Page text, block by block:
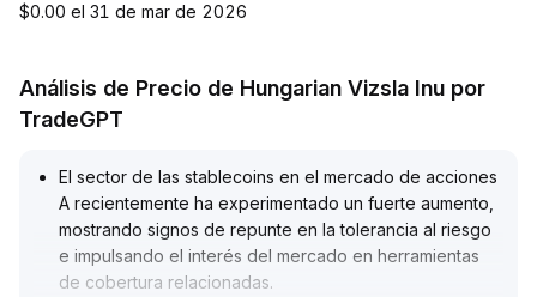
$0.00 el 31 de mar de 2026
Análisis de Precio de Hungarian Vizsla Inu por
TradeGPT
El sector de las stablecoins en el mercado de acciones
A recientemente ha experimentado un fuerte aumento,
mostrando signos de repunte en la tolerancia al riesgo
e impulsando el interés del mercado en herramientas
de cobertura relacionadas.